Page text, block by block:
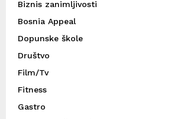
Biznis zanimljivosti
Bosnia Appeal
Dopunske škole
Društvo
Film/Tv
Fitness
Gastro